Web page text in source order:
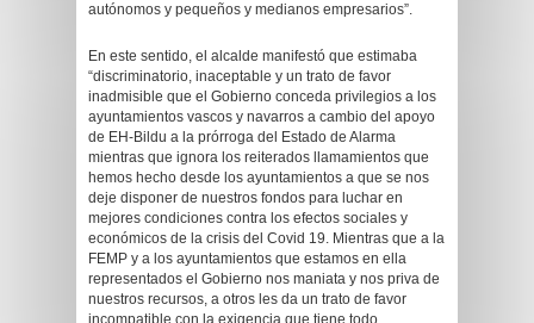
autónomos y pequeños y medianos empresarios”.
En este sentido, el alcalde manifestó que estimaba
“discriminatorio, inaceptable y un trato de favor
inadmisible que el Gobierno conceda privilegios a los
ayuntamientos vascos y navarros a cambio del apoyo
de EH-Bildu a la prórroga del Estado de Alarma
mientras que ignora los reiterados llamamientos que
hemos hecho desde los ayuntamientos a que se nos
deje disponer de nuestros fondos para luchar en
mejores condiciones contra los efectos sociales y
económicos de la crisis del Covid 19. Mientras que a la
FEMP y a los ayuntamientos que estamos en ella
representados el Gobierno nos maniata y nos priva de
nuestros recursos, a otros les da un trato de favor
incompatible con la exigencia que tiene todo